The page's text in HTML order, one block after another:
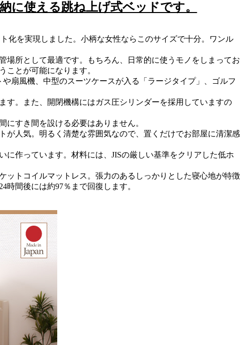
に使える跳ね上げ式ベッドです。
化を実現しました。小柄な女性ならこのサイズで十分。ワンル
場所として最適です。もちろん、日常的に使うモノをしまってお
ことが可能になります。
扇風機、中型のスーツケースが入る「ラージタイプ」、ゴルフ
す。また、開閉機構にはガス圧シリンダーを採用していますの
にすき間を設ける必要はありません。
が人気。明るく清楚な雰囲気なので、置くだけでお部屋に清潔感
に作っています。材料には、JISの厳しい基準をクリアした低ホ
ットコイルマットレス。張力のあるしっかりとした寝心地が特徴
間後には約97％まで回復します。